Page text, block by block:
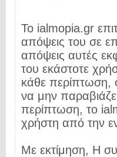
Το ialmopia.gr
απόψεις του σε
απόψεις αυτές
του εκάστοτε
κάθε περίπτωση,
να μην
περίπτωση, το
χρήστη από την
Με εκτίμηση, Η